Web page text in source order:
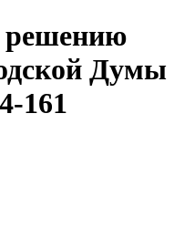
решению
Думы
161